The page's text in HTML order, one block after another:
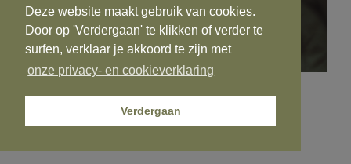
Deze website maakt gebruik van cookies.
Door op 'Verdergaan' te klikken of verder te
surfen, verklaar je akkoord te zijn met
onze privacy- en cookieverklaring
Verdergaan
Ella en Warre